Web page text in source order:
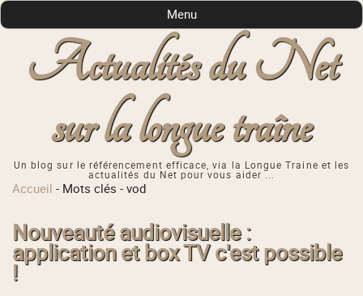
Actualités du Net
sur la longue traîne
Un blog sur le référencement efficace, via la Longue Traine et les
actualités du Net pour vous aider ...
Menu
Accueil - Mots clés -vod
Nouveauté audiovisuelle :
application et box TV c'est possible
!